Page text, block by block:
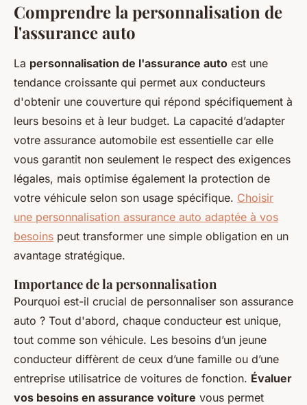
Comprendre la personnalisation de
l'assurance auto
La personnalisation de l'assurance auto est une
tendance croissante qui permet aux conducteurs
d'obtenir une couverture qui répond spécifiquement à
leurs besoins et à leur budget. La capacité d’adapter
votre assurance automobile est essentielle car elle
vous garantit non seulement le respect des exigences
légales, mais optimise également la protection de
votre véhicule selon son usage spécifique. Choisir
une personnalisation assurance auto adaptée à vos
besoins peut transformer une simple obligation en un
avantage stratégique.
Importance de la personnalisation
Pourquoi est-il crucial de personnaliser son assurance
auto ? Tout d'abord, chaque conducteur est unique,
tout comme son véhicule. Les besoins d’un jeune
conducteur diffèrent de ceux d’une famille ou d’une
entreprise utilisatrice de voitures de fonction. Évaluer
vos besoins en assurance voiture vous permet